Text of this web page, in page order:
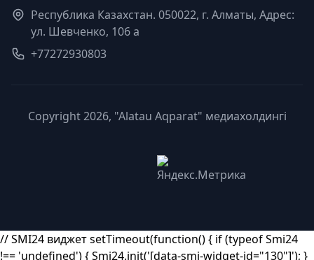
Республика Казахстан. 050022, г. Алматы, Адрес:
ул. Шевченко, 106 а
+77272930803
Copyright 2026, "Alatau Aqparat" медиахолдингі
// SMI24 виджет setTimeout(function() { if (typeof Smi24
!== 'undefined') { Smi24.init('[data-smi-widget-id="130"]'); }